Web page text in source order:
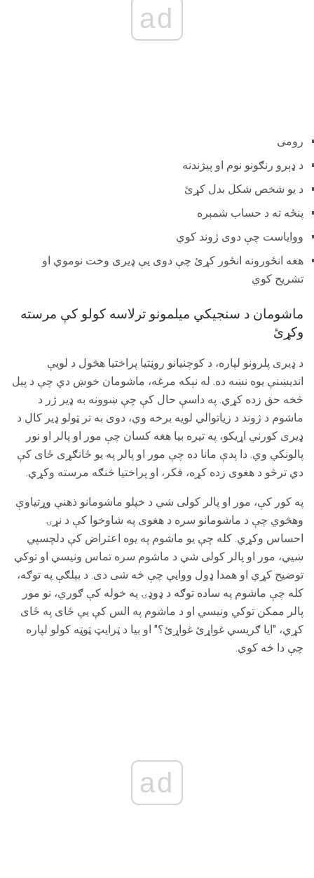
ad
رومی
د ډېرو رنګونو نوم او پیژندنه
د یو شخص شکل بدل کړئ
پنځه ته د حساب شمېره
ووایاست چې دوی ژوند کوي
هغه انځورونه انځور کړئ چې دوی یې ډیری وخت نوموي او
تشريح کوي
ماشومان د سنجیکي میلمونو ترلاسه کولو کې مرسته
وکړئ
د ډیری پلرونو لپاره، د کوچنيانو روڼتیا پراختیا هڅول د لویې
اندیښنې یوه نښه ده. له نېکه مرغه، ماشومان خوښ دي چې د پیل
څخه حق زده کړي. په داسې حال کې چې ښوونه به ډیر ژر د
ماشوم د ژوند د زیاتوالي لویه برخه وي، دوی به تر ټولو ډیر کال د
ډیری کورني اړیکو، په تیره بیا هغه کسان چې مور او پالر او نور
پالونکي وي. دا پدې مانا ده چې مور او پالر په یو ځانګړی ځای کې
دي ترڅو د هغوی زده کړه، فکر، او پراختیا څنګه مرسته وکړي.
په کور کې، مور او پالر کولی شي د خپلو ماشومانو ذهني وړتیاوې
وهڅوي چې د ماشومانو سره د هغوی په شاوخوا کې د نړۍ
احساس وکړي. کله چې یو ماشوم په یوه اعتراض کې دلچسپي
ښیي، مور او پالر کولی شي د ماشوم سره تماس ونیسي او توکي
توضیح کړي او همدا ډول ووایي چې څه شی دی. د بېلګې په توګه،
کله چې ماشوم په ساده توګه د ډوډۍ په خوله کې ګوري، نو مور
پالر ممکن توکي ونیسي او د ماشوم په الس کې یې ځای په ځای
کړي، "ایا ګریسي غواړئ غواړئ؟" او بیا د ټرایټ ټوټه کولو لپاره
چې دا څه کوي.
ad